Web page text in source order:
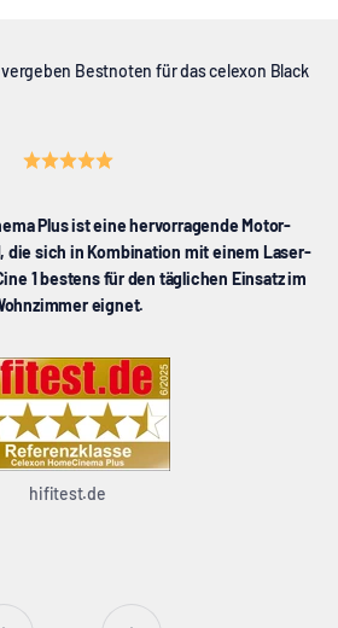
Bestnoten für das celexon Black
Plus ist eine hervorragende Motor-
die sich in Kombination mit einem Laser-
1 bestens für den täglichen Einsatz im
eignet.
hifitest.de
Vor